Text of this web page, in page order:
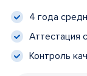
4 года
Аттестация
Контроль